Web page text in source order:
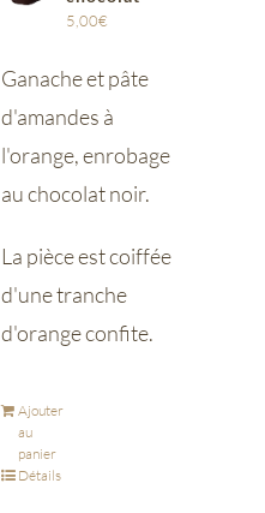
5,00€
Ganache et pâte
d'amandes à
l'orange, enrobage
au chocolat noir.
La pièce est coiffée
d'une tranche
d'orange confite.
Ajouter
au
panier
Détails